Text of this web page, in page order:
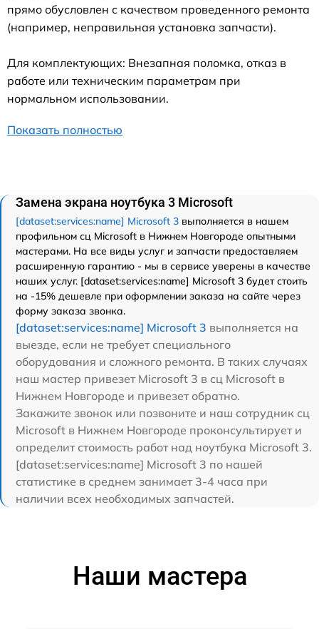
прямо обусловлен с качеством проведенного ремонта
(например, неправильная установка запчасти).
Для комплектующих: Внезапная поломка, отказ в
работе или техническим параметрам при
нормальном использовании.
Показать полностью
Замена экрана ноутбука 3 Microsoft
[dataset:services:name] Microsoft 3 выполняется в нашем
профильном сц Microsoft в Нижнем Новгороде опытными
мастерами. На все виды услуг и запчасти предоставляем
расширенную гарантию - мы в сервисе уверены в качестве
наших услуг. [dataset:services:name] Microsoft 3 будет стоить
на -15% дешевле при оформлении заказа на сайте через
форму заказа звонка.
[dataset:services:name] Microsoft 3 выполняется на
выезде, если не требует специального
оборудования и сложного ремонта. В таких случаях
наш мастер привезет Microsoft 3 в сц Microsoft в
Нижнем Новгороде и привезет обратно.
Закажите звонок или позвоните и наш сотрудник сц
Microsoft в Нижнем Новгороде проконсультирует и
определит стоимость работ над ноутбука Microsoft 3.
[dataset:services:name] Microsoft 3 по нашей
статистике в среднем занимает 3-4 часа при
наличии всех необходимых запчастей.
Наши мастера